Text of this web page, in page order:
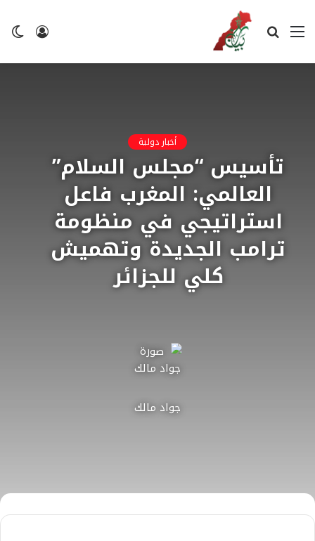
تسجيل
القائمة بحث
أخبار دولية
​تأسيس “مجلس السلام”
العالمي: المغرب فاعل
استراتيجي في منظومة
ترامب الجديدة وتهميش
كلي للجزائر
جواد مالك